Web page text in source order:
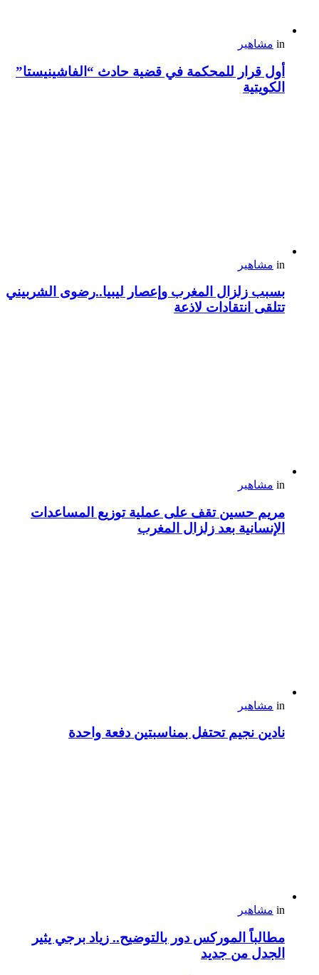
in مشاهير
أول قرار للمحكمة في قضية حادث “الفاشينيستا”
الكويتية
in مشاهير
بسبب زلزال المغرب وإعصار ليبيا..رضوى الشربيني
تتلقى انتقادات لاذعة
in مشاهير
مريم حسين تقف على عملية توزيع المساعدات
الإنسانية بعد زلزال المغرب
in مشاهير
نادين نجيم تحتفل بمناسبتين دفعة واحدة
in مشاهير
مطالباً الموركس دور بالتوضيح.. زياد برجي يثير
الجدل من جديد